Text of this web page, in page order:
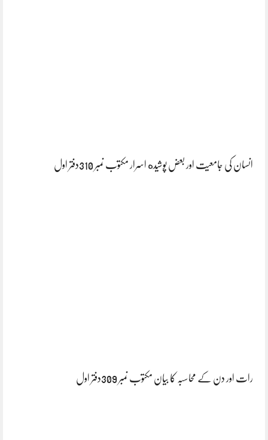
انسان کی جامعیت اور بعض پوشیده اسرار مکتوب نمبر 310دفتر اول
رات اور دن کے محاسبہ کا بیان مکتوب نمبر 309دفتر اول